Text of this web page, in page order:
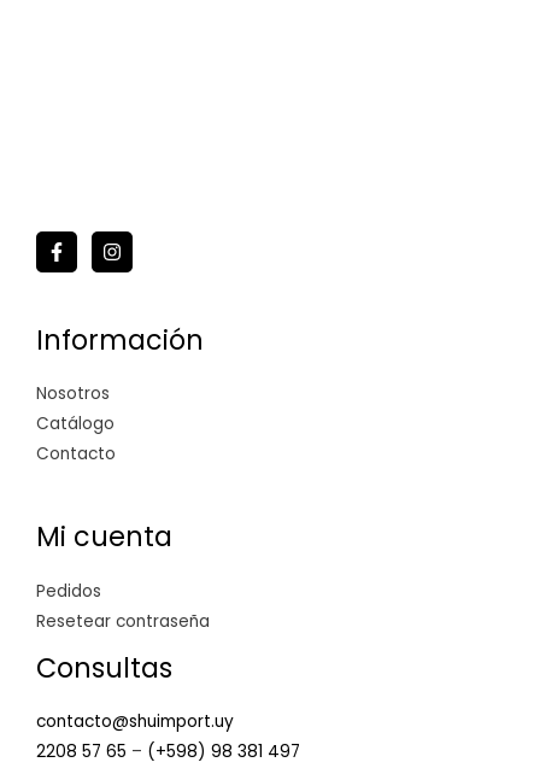
Información
Nosotros
Catálogo
Contacto
Mi cuenta
Pedidos
Resetear contraseña
Consultas
contacto@shuimport.uy
2208 57 65 – (+598) 98 381 497